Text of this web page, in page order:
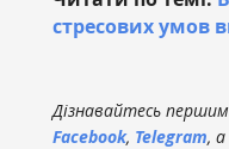
стресових умов
Дізнавайтесь
Facebook, Telegram,